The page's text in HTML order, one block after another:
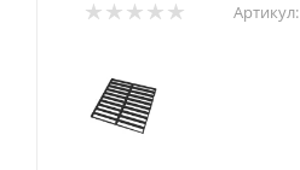
Артикул: